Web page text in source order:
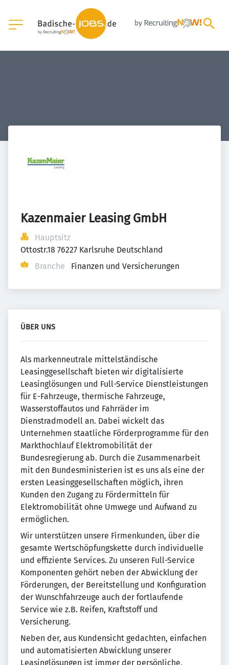
Kazenmaier Leasing GmbH
Hauptsitz
Ottostr.18 76227 Karlsruhe Deutschland
Branche
Finanzen und Versicherungen
ÜBER UNS
Als markenneutrale mittelständische
Leasinggesellschaft bieten wir digitalisierte
Leasinglösungen und Full-Service Dienstleistungen
für E-Fahrzeuge, thermische Fahrzeuge,
Wasserstoffautos und Fahrräder im
Dienstradmodell an. Dabei wickelt das
Unternehmen staatliche Förderprogramme für den
Markthochlauf Elektromobilität der
Bundesregierung ab. Durch die Zusammenarbeit
mit den Bundesministerien ist es uns als eine der
ersten Leasinggesellschaften möglich, ihren
Kunden den Zugang zu Fördermitteln für
Elektromobilität ohne Umwege und Aufwand zu
ermöglichen.
Wir unterstützen unsere Firmenkunden, über die
gesamte Wertschöpfungskette durch individuelle
und effiziente Services. Zu unseren Full-Service
Komponenten gehört neben der Abwicklung der
Förderungen, der Bereitstellung und Konfiguration
der Wunschfahrzeuge auch der fortlaufende
Service wie z.B. Reifen, Kraftstoff und
Versicherung.
Neben der, aus Kundensicht gedachten, einfachen
und automatisierten Abwicklung unserer
Leasinglösungen ist immer der persönliche,